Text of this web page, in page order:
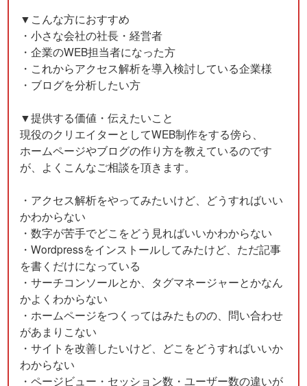
▼こんな方におすすめ
・小さな会社の社長・経営者
・企業のWEB担当者になった方
・これからアクセス解析を導入検討している企業様
・ブログを分析したい方
▼提供する価値・伝えたいこと
現役のクリエイターとしてWEB制作をする傍ら、
ホームページやブログの作り方を教えているのです
が、よくこんなご相談を頂きます。
・アクセス解析をやってみたいけど、どうすればいい
かわからない
・数字が苦手でどこをどう見ればいいかわからない
・Wordpressをインストールしてみたけど、ただ記事
を書くだけになっている
・サーチコンソールとか、タグマネージャーとかなん
かよくわからない
・ホームページをつくってはみたものの、問い合わせ
があまりこない
・サイトを改善したいけど、どこをどうすればいいか
わからない
・ページビュー・セッション数・ユーザー数の違いが